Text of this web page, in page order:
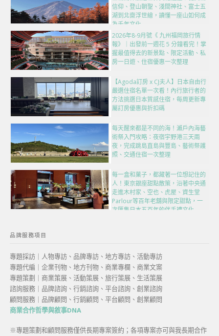
信仰、登山朝聖、淺間神社、富士五
湖到北齋浮世繪，讀懂一座山如何成
為千年文化
2026年8-9月號《 九州福岡旅行情
報》｜出發前一週花 5 分鐘看完！掌
握最值得去的新景點、限定活動、私
房一日遊、住宿優惠一次整理
【Agoda訂房 x CJ夫人】日本自由行
嚴選住宿名單一次看！內行旅行者的
方法挑選日本質感住宿，每周更新專
屬訂房優惠與折扣碼
每天醒來都是不同的海！瀨戶內海藝
術祭入門攻略：夜宿宇野港三天兩
夜，完成跳島直島與豐島、藝術祭護
照、交通住宿一次整理
每一盒和菓子，都藏著一位想記住的
人！東京銀座甜點散策，沿著中央通
走進木村家、空也、虎屋、資生堂
Parlour等百年老舖與限定甜點，一
次匯集日本五百年的伴手禮文化
品牌服務項目
專題採訪｜人物專訪、品牌專訪、地方專訪、活動專訪
專題代編｜企業刊物、地方刊物、商業專欄、商業文案
專題策劃｜商業策展、活動策展、旅行策展、生活策展
諮詢服務｜品牌諮詢、行銷諮詢、平台諮詢、創業諮詢
顧問服務｜品牌顧問、行銷顧問、平台顧問、創業顧問
商業合作哲學與敘事DNA
※專題策劃和顧問服務僅供長期專案簽約；各項專案亦可與我長期合作